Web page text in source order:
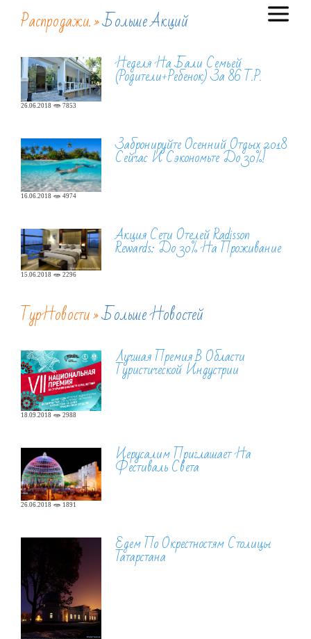
Распродажи. »Больше Акций
26.06.2018 7853
Неделя На Бали Семьей
(родители+ребенок) За 86 Т.р.
16.06.2018 4974
Забронируйте Осенний Отдых 2018
Сейчас И Сэкономьте До 30%!
15.06.2018 2296
Акция Сети Отелей Radisson
Rewards: До 30% На Проживание
ТурНовости »Больше Новостей
18.09.2018 2988
Лучшая Премия В Области
Туристической Индустрии
26.06.2018 1891
Иерусалим Приглашает На
Фестиваль Света
Едем По Окрестностям Столицы
Татарстана